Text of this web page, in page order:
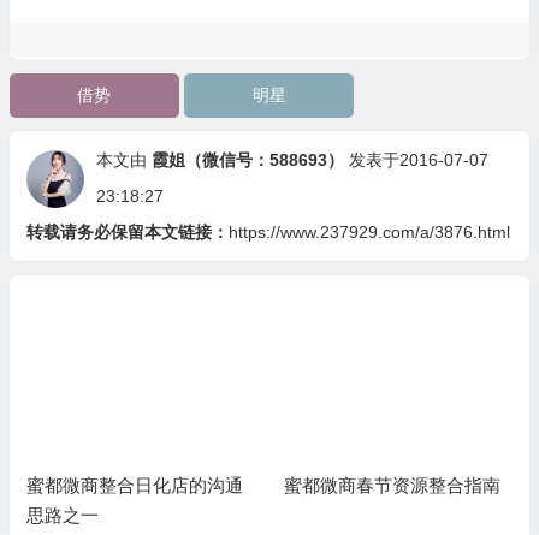
借势 明星
本文由 霞姐（微信号：588693）
发表于2016-07-07
23:18:27
转载请务必保留本文链接： https://www.237929.com/a/3876.html
蜜都微商春节资源整合指南
微商团队老大招募助理，安